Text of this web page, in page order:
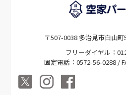
〒507-0038 多治見市白山
フリーダイヤル：
固定電話：0572-56-0288 /